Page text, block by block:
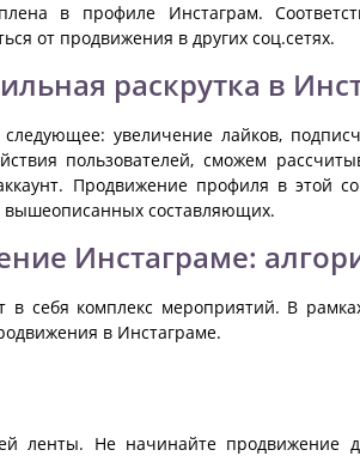
в профиле Инстаграм.
от продвижения в других соц.сетях.
раскрутка в
увеличение лайков,
пользователей, сможем
Продвижение профиля в этой
вышеописанных составляющих.
Инстаграме:
в себя комплекс мероприятий. В
в Инстаграме.
ленты. Не начинайте продвижение